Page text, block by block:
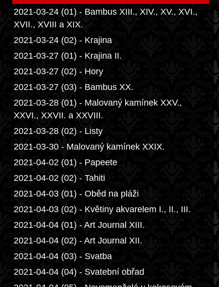
2021-03-24 (01) - Bambus XIII., XIV., XV., XVI.,
XVII., XVIII a XIX.
2021-03-24 (02) - Krajina
2021-03-27 (01) - Krajina II.
2021-03-27 (02) - Hory
2021-03-27 (03) - Bambus XX.
2021-03-28 (01) - Malovaný kamínek XXV.,
XXVI., XXVII. a XXVIII.
2021-03-28 (02) - Listy
2021-03-30 - Malovaný kamínek XXIX.
2021-04-02 (01) - Papeete
2021-04-02 (02) - Tahiti
2021-04-03 (01) - Oběd na pláži
2021-04-03 (02) - Květiny akvarelem I., II., III.
2021-04-04 (01) - Art Journal XIII.
2021-04-04 (02) - Art Journal XII.
2021-04-04 (03) - Svatba
2021-04-04 (04) - Svatební obřad